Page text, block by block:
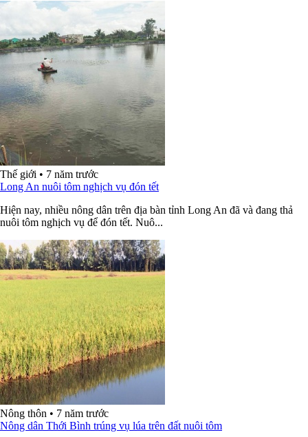
Thế giới • 7 năm trước
Long An nuôi tôm nghịch vụ đón tết
Hiện nay, nhiều nông dân trên địa bàn tỉnh Long An đã và đang thả
nuôi tôm nghịch vụ để đón tết. Nuô...
Nông thôn • 7 năm trước
Nông dân Thới Bình trúng vụ lúa trên đất nuôi tôm